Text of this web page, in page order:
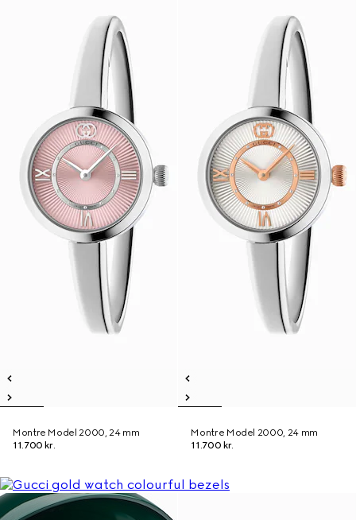
Montre Model 2000, 24 mm
11.700 kr.
Montre Model 2000, 24 mm
11.700 kr.